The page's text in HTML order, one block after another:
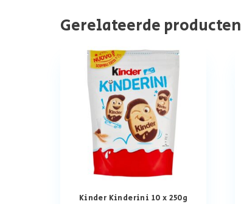
Gerelateerde producten
Kinder Kinderini 10 x 250g